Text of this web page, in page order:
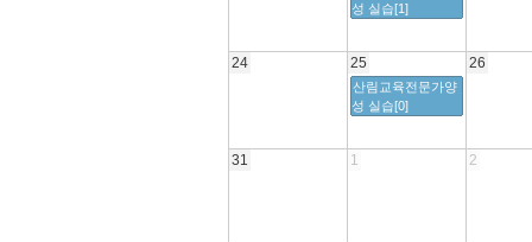
24 25 26
31 1 2
성 실습[1]
산림교육전문가양
성 실습[0]